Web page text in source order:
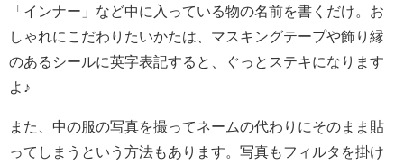
「インナー」など中に入っている物の名前を書くだけ。お
しゃれにこだわりたいかたは、マスキングテープや飾り縁
のあるシールに英字表記すると、ぐっとステキになります
よ♪
また、中の服の写真を撮ってネームの代わりにそのまま貼
ってしまうという方法もあります。写真もフィルタを掛け